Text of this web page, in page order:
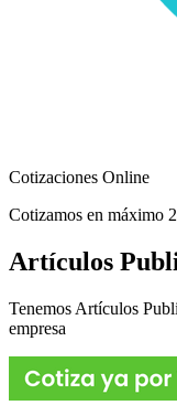
Cotizaciones Online
Cotizamos en máximo
Artículos
Tenemos Artículos
empresa